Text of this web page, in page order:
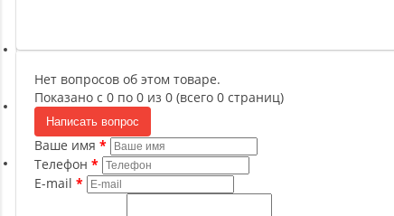
Прочее оборудование (пьедесталы и скамьи для раздевалок)
Ремни, Пояса и Упряжи
Нет вопросов об этом товаре.
Показано с 0 по 0 из 0 (всего 0 страниц)
Написать вопрос
Ваше имя
Телефон
E-mail